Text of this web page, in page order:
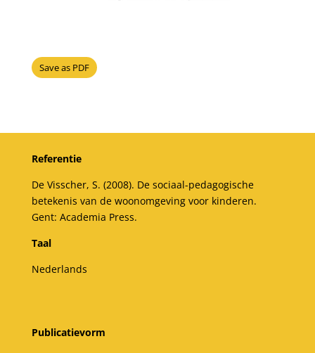
Save as PDF
Referentie
De Visscher, S. (2008). De sociaal-pedagogische
betekenis van de woonomgeving voor kinderen.
Gent: Academia Press.
Taal
Nederlands
Publicatievorm